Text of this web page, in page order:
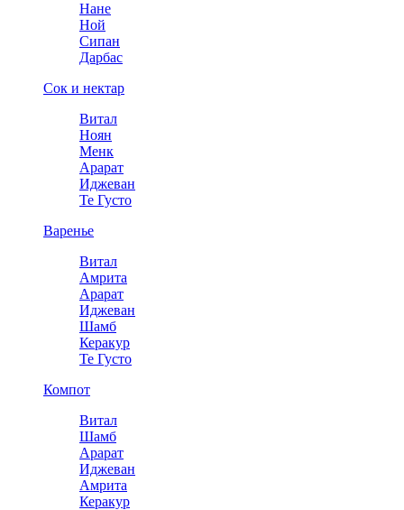
Нане
Ной
Сипан
Дарбас
Сок и нектар
Витал
Ноян
Менк
Арарат
Иджеван
Те Густо
Варенье
Витал
Амрита
Арарат
Иджеван
Шамб
Керакур
Те Густо
Компот
Витал
Шамб
Арарат
Иджеван
Амрита
Керакур